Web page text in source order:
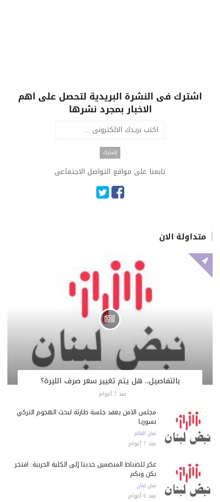
اشترك فى النشرة البريدية لتحصل على اهم
الاخبار بمجرد نشرها
تابعنا على مواقع التواصل الاجتماعى
متداولة الان
بالتفاصيل.. هل يتم تغيير سعر صرف الليرة؟
منذ 7 أعوام
مجلس الأمن يعقد جلسة طارئة لبحث الهجوم التركي
بسوريا
نبض العالم
منذ 7 أعوام
عكر للضباط المنضمين حديثاً إلى الكلية الحربية: أفتخر
بكن وبكم
نبض لبنان
منذ 6 أعوام